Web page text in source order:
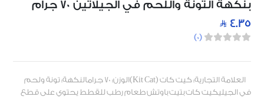
بنكهة التونة واللحم في الجيلاتين 70 جرام
4.35
(
0
)
العلامة التجارية: كيت كات (Kit Cat)الوزن: 70 جرامالنكهة: تونة ولحم
في الجيليكيت كات بتيت باوتش طعام رطب للقطط يحتوي على قطع